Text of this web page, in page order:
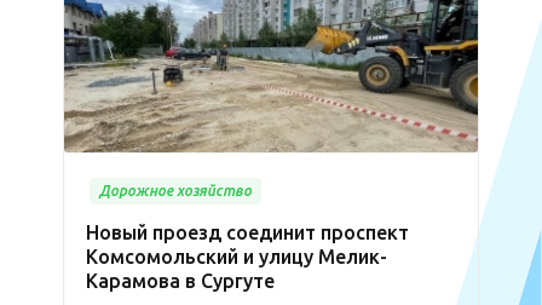
Дорожное хозяйство
Новый проезд соединит проспект
Комсомольский и улицу Мелик-
Карамова в Сургуте